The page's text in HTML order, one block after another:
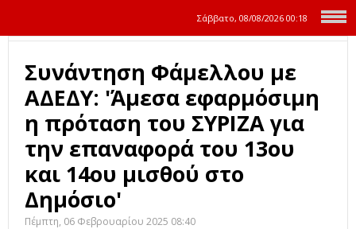
Σάββατο, 08/08/2026 00:18
Συνάντηση Φάμελλου με
ΑΔΕΔΥ: 'Άμεσα εφαρμόσιμη
η πρόταση του ΣΥΡΙΖΑ για
την επαναφορά του 13ου
και 14ου μισθού στο
Δημόσιο'
Πέμπτη, 06 Φεβρουαρίου 2025 08:40